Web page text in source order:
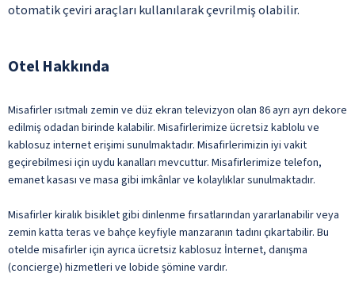
otomatik çeviri araçları kullanılarak çevrilmiş olabilir.
Otel Hakkında
Misafirler ısıtmalı zemin ve düz ekran televizyon olan 86 ayrı ayrı dekore
edilmiş odadan birinde kalabilir. Misafirlerimize ücretsiz kablolu ve
kablosuz internet erişimi sunulmaktadır. Misafirlerimizin iyi vakit
geçirebilmesi için uydu kanalları mevcuttur. Misafirlerimize telefon,
emanet kasası ve masa gibi imkânlar ve kolaylıklar sunulmaktadır.
Misafirler kiralık bisiklet gibi dinlenme fırsatlarından yararlanabilir veya
zemin katta teras ve bahçe keyfiyle manzaranın tadını çıkartabilir. Bu
otelde misafirler için ayrıca ücretsiz kablosuz İnternet, danışma
(concierge) hizmetleri ve lobide şömine vardır.